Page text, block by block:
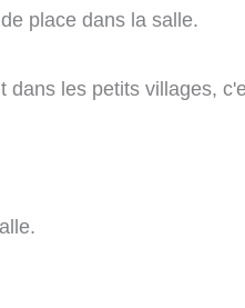
place dans la salle.
dans les petits villages,